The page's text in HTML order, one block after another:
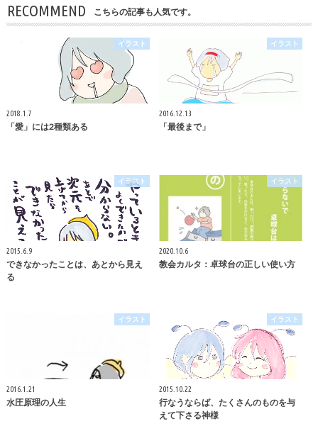
RECOMMEND こちらの記事も人気です。
イラスト
2018.1.7
「愛」には2種類ある
イラスト
2016.12.13
「最後まで」
イラスト
2015.6.9
できなかったことは、あとから見え
る
イラスト
2020.10.6
教会カルタ：卓球台の正しい使い方
イラスト
2016.1.21
水圧原理の人生
イラスト
2015.10.22
行なうならば、たくさんのものを与
えて下さる神様